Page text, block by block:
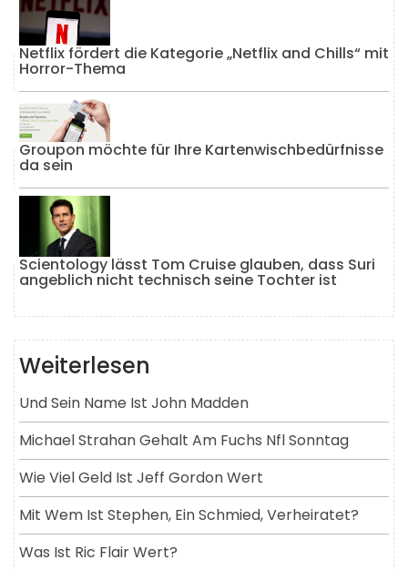
Netflix fördert die Kategorie „Netflix and Chills“ mit
Horror-Thema
Groupon möchte für Ihre Kartenwischbedürfnisse
da sein
Scientology lässt Tom Cruise glauben, dass Suri
angeblich nicht technisch seine Tochter ist
Weiterlesen
Und Sein Name Ist John Madden
Michael Strahan Gehalt Am Fuchs Nfl Sonntag
Wie Viel Geld Ist Jeff Gordon Wert
Mit Wem Ist Stephen, Ein Schmied, Verheiratet?
Was Ist Ric Flair Wert?